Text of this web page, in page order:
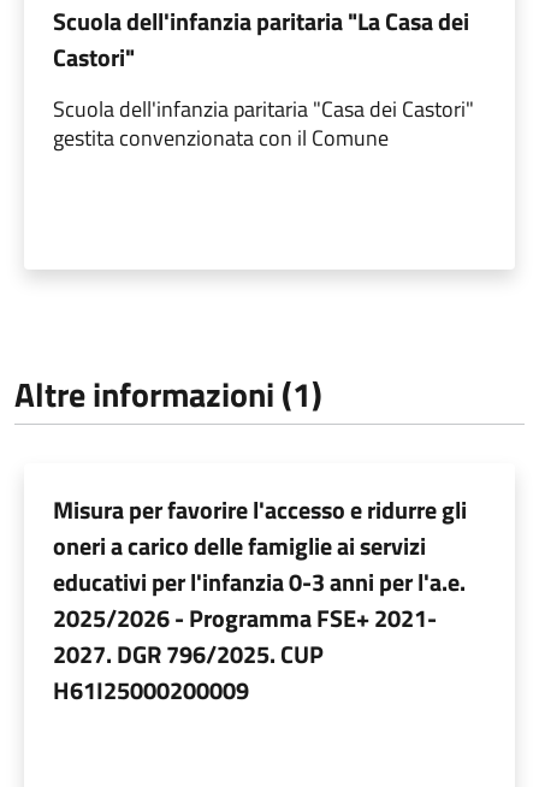
Scuola dell'infanzia paritaria "La Casa dei
Castori"
Scuola dell'infanzia paritaria "Casa dei Castori"
gestita convenzionata con il Comune
Altre informazioni (1)
Misura per favorire l'accesso e ridurre gli
oneri a carico delle famiglie ai servizi
educativi per l'infanzia 0-3 anni per l'a.e.
2025/2026 - Programma FSE+ 2021-
2027. DGR 796/2025. CUP
H61I25000200009